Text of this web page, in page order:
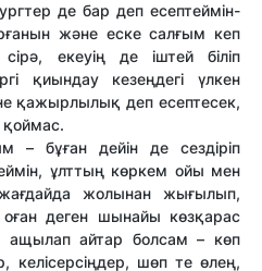
де бар деп есептеймін-
және еске салғым кеп
екеуің де іштей біліп
қиындау кезеңдегі үлкен
қажырлылық деп есептесек,
– бұған дейін де сездіріп
ұлттың көркем ойы мен
жолынан жығылып,
оған деген шынайы көзқарас
ащылап айтар болсам – көп
келісерсіңдер, шөп те өлең,